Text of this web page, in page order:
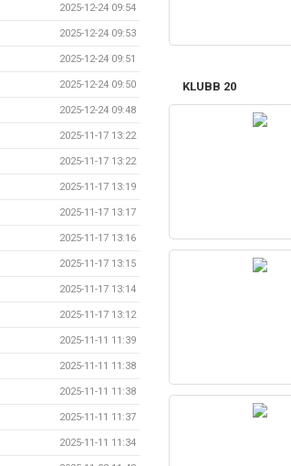
2025-12-24 09:54
2025-12-24 09:53
2025-12-24 09:51
2025-12-24 09:50
2025-12-24 09:48
2025-11-17 13:22
2025-11-17 13:22
2025-11-17 13:19
2025-11-17 13:17
2025-11-17 13:16
2025-11-17 13:15
2025-11-17 13:14
2025-11-17 13:12
2025-11-11 11:39
2025-11-11 11:38
2025-11-11 11:38
2025-11-11 11:37
2025-11-11 11:34
KLUBB 20